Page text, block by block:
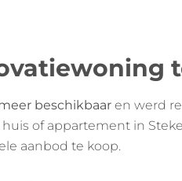
beschikbaaren werd
of appartement in
aanbod te koop.